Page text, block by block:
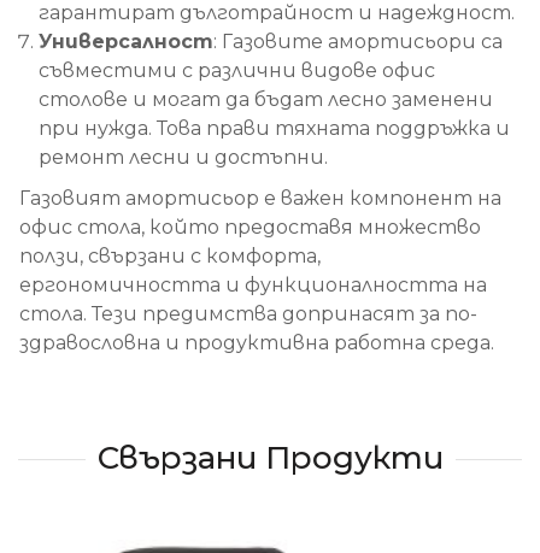
гарантират дълготрайност и надеждност.
Универсалност: Газовите амортисьори са
съвместими с различни видове офис
столове и могат да бъдат лесно заменени
при нужда. Това прави тяхната поддръжка и
ремонт лесни и достъпни.
Газовият амортисьор е важен компонент на
офис стола, който предоставя множество
ползи, свързани с комфорта,
ергономичността и функционалността на
стола. Тези предимства допринасят за по-
здравословна и продуктивна работна среда.
Свързани Продукти